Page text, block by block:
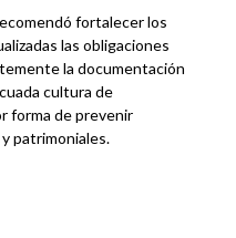
fortalecer los
las obligaciones
la documentación
cultura de
forma de prevenir
patrimoniales.